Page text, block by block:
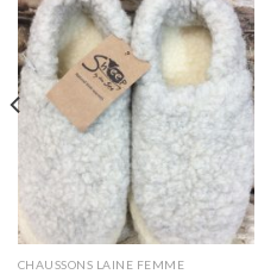
CHAUSSONS LAINE FEMME